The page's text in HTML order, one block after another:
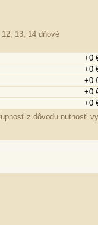
13, 14 dňové
+0
+0
+0
+0
+0
z dôvodu nutnosti